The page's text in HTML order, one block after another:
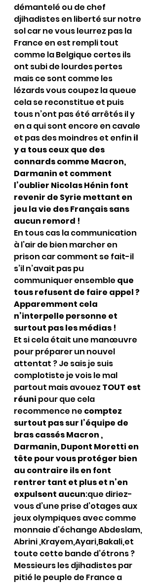
démantelé ou de chef
djihadistes en liberté sur notre
sol car ne vous leurrez pas la
France en est rempli tout
comme la Belgique certes ils
ont subi de lourdes pertes
mais ce sont comme les
lézards vous coupez la queue
cela se reconstitue et puis
tous n’ont pas été arrêtés il y
en a qui sont encore en cavale
et pas des moindres et enfin il
y a tous ceux que des
connards comme Macron,
Darmanin et comment
l’oublier Nicolas Hénin font
revenir de Syrie mettant en
jeu la vie des Français sans
aucun remord !
En tous cas la communication
à l’air de bien marcher en
prison car comment se fait-il
s’il n’avait pas pu
communiquer ensemble que
tous refusent de faire appel ?
Apparemment cela
n’interpelle personne et
surtout pas les médias !
Et si cela était une manœuvre
pour préparer un nouvel
attentat ? Je sais je suis
complotiste je vois le mal
partout mais avouez TOUT est
réuni pour que cela
recommence ne comptez
surtout pas sur l’équipe de
bras cassés Macron ,
Darmanin, Dupont Moretti en
tête pour vous protéger bien
au contraire ils en font
rentrer tant et plus et n’en
expulsent aucun:que diriez-
vous d’une prise d’otages aux
jeux olympiques avec comme
monnaie d’échange Abdeslam,
Abrini ,Krayem,Ayari,Bakali,et
toute cette bande d’étrons ?
Messieurs les djihadistes par
pitié le peuple de France a